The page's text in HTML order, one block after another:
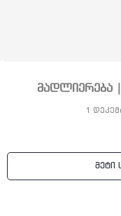
მადლიერება |
1
მეტი